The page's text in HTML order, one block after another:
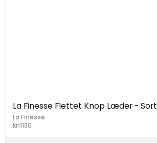
La Finesse Flettet Knop Læder - Sort
La Finesse
kn1130